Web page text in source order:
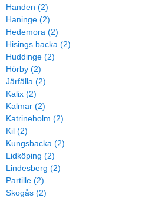
Handen (2)
Haninge (2)
Hedemora (2)
Hisings backa (2)
Huddinge (2)
Hörby (2)
Järfälla (2)
Kalix (2)
Kalmar (2)
Katrineholm (2)
Kil (2)
Kungsbacka (2)
Lidköping (2)
Lindesberg (2)
Partille (2)
Skogås (2)